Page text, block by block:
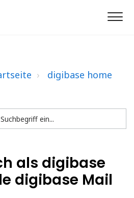
digibase home
als digibase
digibase Mail